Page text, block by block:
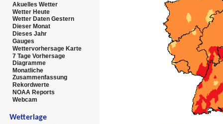
Akuelles Wetter
Wetter Heute
Wetter Daten Gestern
Dieser Monat
Dieses Jahr
Gauges
Wettervorhersage Karte
7 Tage Vorhersage
Diagramme
Monatliche
Zusammenfassung
Rekordwerte
NOAA Reports
Webcam
Wetterlage